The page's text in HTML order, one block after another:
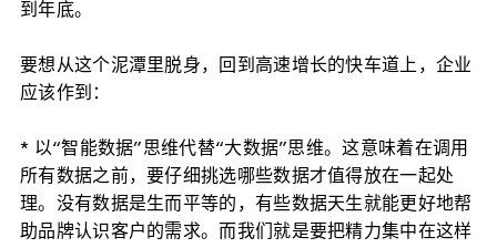
到年底。
要想从这个泥潭里脱身，回到高速增长的快车道上，企业
应该作到：
* 以“智能数据”思维代替“大数据”思维。这意味着在调用
所有数据之前，要仔细挑选哪些数据才值得放在一起处
理。没有数据是生而平等的，有些数据天生就能更好地帮
助品牌认识客户的需求。而我们就是要把精力集中在这样